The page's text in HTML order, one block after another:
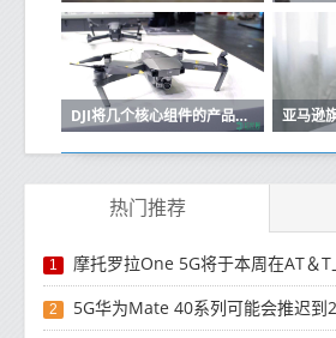
DJI将几个核心组件的产品保修期延长至12个月
热门推荐
1 摩托罗拉One 5G将于本周在AT＆T
2 5G华为Mate 40系列可能会推迟到